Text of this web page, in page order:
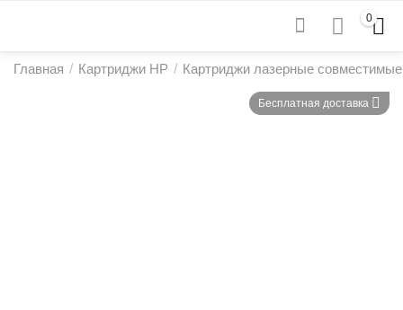
0
Главная / Картриджи HP / Картриджи лазерные
Бесплатная доставка